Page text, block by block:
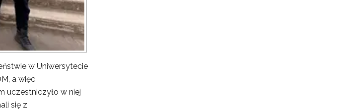
w Uniwersytecie
a więc
uczestniczyło w niej
się z